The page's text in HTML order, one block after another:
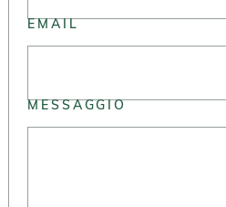
EMAIL
MESSAGGIO